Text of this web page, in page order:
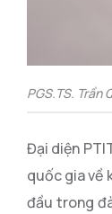
PGS.TS. Trần
Đại diện
quốc gia về
đầu trong